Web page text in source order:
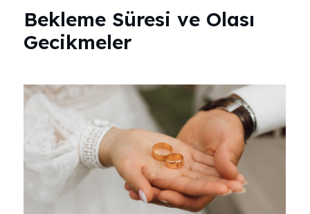
Bekleme Süresi ve Olası
Gecikmeler